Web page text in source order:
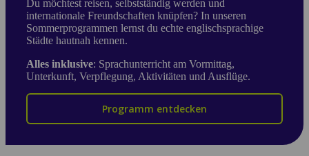
Du möchtest reisen, selbstständig werden und
internationale Freundschaften knüpfen? In unseren
Sommerprogrammen lernst du echte englischsprachige
Städte hautnah kennen.
Alles inklusive: Sprachunterricht am Vormittag,
Unterkunft, Verpflegung, Aktivitäten und Ausflüge.
Programm entdecken